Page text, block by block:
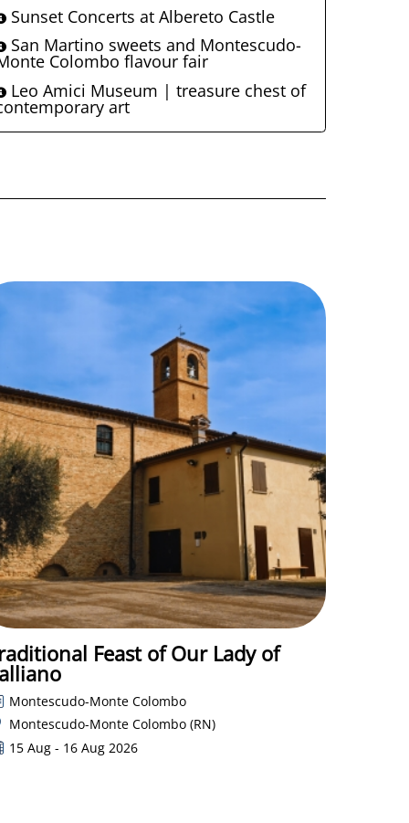
Sunset Concerts at Albereto Castle
San Martino sweets and Montescudo-
Colombo flavour fair
Leo Amici Museum | treasure chest of
art
Feast of Our Lady of
Montescudo-Monte Colombo
Montescudo-Monte Colombo (RN)
15 Aug - 16 Aug 2026